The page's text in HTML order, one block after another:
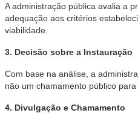
A administração pública avalia a
adequação aos critérios
viabilidade.
3. Decisão sobre a Instauração
Com base na análise, a
não um chamamento público para
4. Divulgação e Chamamento